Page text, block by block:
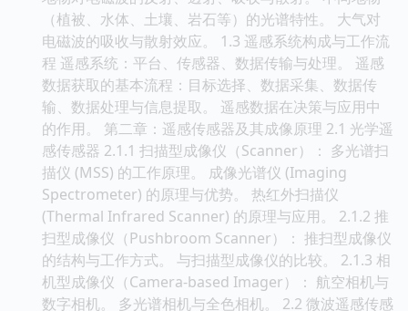
（植被、水体、土壤、岩石等）的光谱特性。 大气对
电磁波的吸收与散射效应。 1.3 遥感系统构成与工作流
程 遥感系统：平台、传感器、数据传输与处理。 遥感
数据获取的基本流程：目标选择、数据采集、数据传
输、数据处理与信息提取。 遥感数据在决策与应用中
的作用。 第二章：遥感传感器及其成像原理 2.1 光学遥
感传感器 2.1.1 扫描型成像仪（Scanner）： 多光谱扫
描仪 (MSS) 的工作原理。 成像光谱仪 (Imaging
Spectrometer) 的原理与优势。 热红外扫描仪
(Thermal Infrared Scanner) 的原理与应用。 2.1.2 推
扫型成像仪（Pushbroom Scanner）： 推扫型成像仪
的结构与工作方式。 与扫描型成像仪的比较。 2.1.3 相
机型成像仪（Camera-based Imager）： 航空相机与
数字相机。 多光谱相机与全色相机。 2.2 微波遥感传感